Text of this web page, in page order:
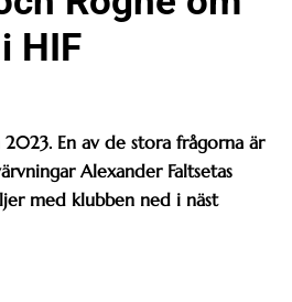
HIF
2023. En av de stora frågorna är
Alexander Faltsetas
med klubben ned i näst